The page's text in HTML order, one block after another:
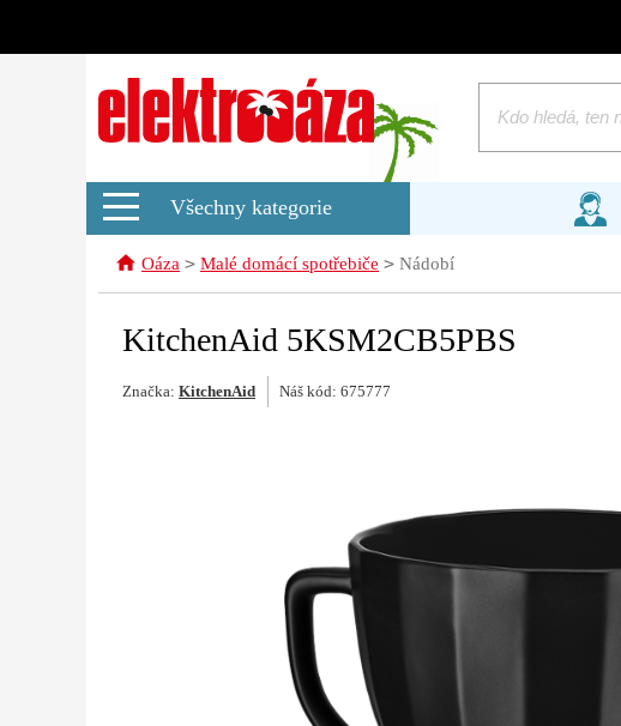
Všechny kategorie
Oáza > Malé domácí spotřebiče > Nádobí
KitchenAid 5KSM2CB5PBS
Značka: KitchenAid Náš kód: 675777